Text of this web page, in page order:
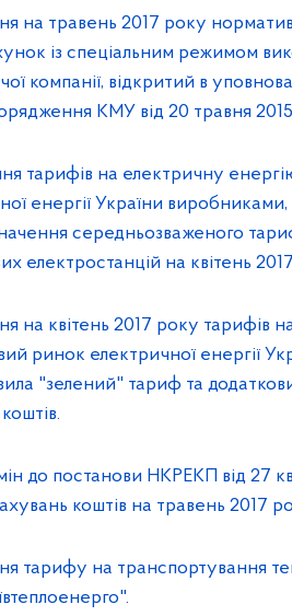
на травень 2017 року
із спеціальним режимом
компанії, відкритий в
КМУ від 20 травня
тарифів на електричну
енергії України
середньозваженого
електростанцій на квітень
на квітень 2017 року тарифів
ринок електричної енергії
"зелений" тариф та
до постанови НКРЕКП від 27
коштів на травень 2017
тарифу на транспортування